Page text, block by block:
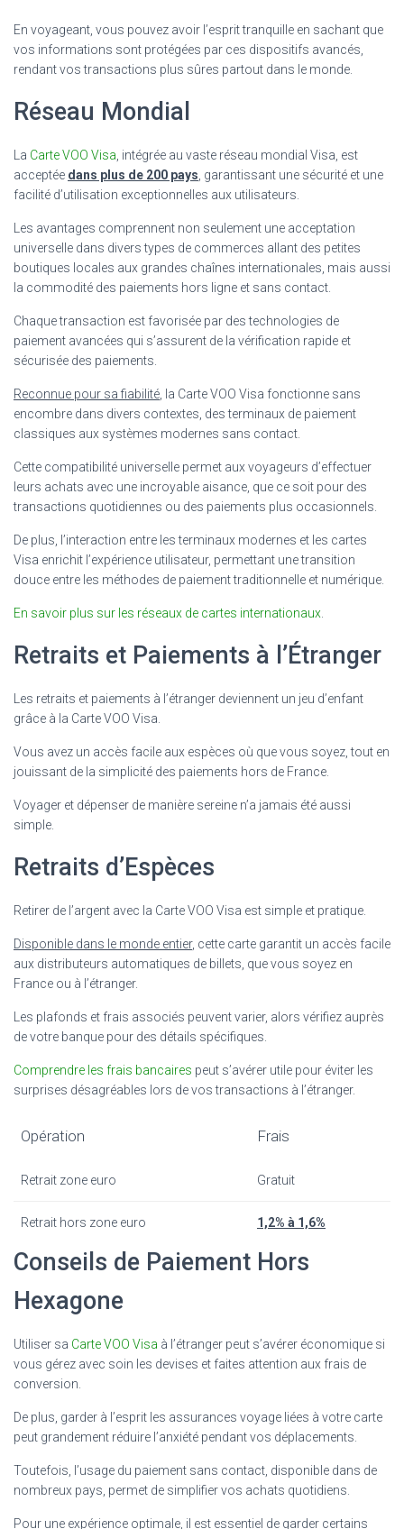
En voyageant, vous pouvez avoir l’esprit tranquille en sachant que
vos informations sont protégées par ces dispositifs avancés,
rendant vos transactions plus sûres partout dans le monde.
Réseau Mondial
La Carte VOO Visa , intégrée au vaste réseau mondial Visa, est
acceptée dans plus de 200 pays , garantissant une sécurité et une
facilité d’utilisation exceptionnelles aux utilisateurs.
Les avantages comprennent non seulement une acceptation
universelle dans divers types de commerces allant des petites
boutiques locales aux grandes chaînes internationales, mais aussi
la commodité des paiements hors ligne et sans contact.
Chaque transaction est favorisée par des technologies de
paiement avancées qui s’assurent de la vérification rapide et
sécurisée des paiements.
Reconnue pour sa fiabilité , la Carte VOO Visa fonctionne sans
encombre dans divers contextes, des terminaux de paiement
classiques aux systèmes modernes sans contact.
Cette compatibilité universelle permet aux voyageurs d’effectuer
leurs achats avec une incroyable aisance, que ce soit pour des
transactions quotidiennes ou des paiements plus occasionnels.
De plus, l’interaction entre les terminaux modernes et les cartes
Visa enrichit l’expérience utilisateur, permettant une transition
douce entre les méthodes de paiement traditionnelle et numérique.
En savoir plus sur les réseaux de cartes internationaux
Retraits et Paiements à l’Étranger
Les retraits et paiements à l’étranger deviennent un jeu d’enfant
grâce à la Carte VOO Visa.
Vous avez un accès facile aux espèces où que vous soyez, tout en
jouissant de la simplicité des paiements hors de France.
Voyager et dépenser de manière sereine n’a jamais été aussi
simple.
Retraits d’Espèces
Retirer de l’argent avec la Carte VOO Visa est simple et pratique.
Disponible dans le monde entier, cette carte garantit un accès facile
aux distributeurs automatiques de billets, que vous soyez en
France ou à l’étranger.
Les plafonds et frais associés peuvent varier, alors vérifiez auprès
de votre banque pour des détails spécifiques.
Comprendre les frais bancaires peut s’avérer utile pour éviter les
surprises désagréables lors de vos transactions à l’étranger.
Opération Frais
Retrait zone euro Gratuit
Retrait hors zone euro 1,2% à 1,6%
Conseils de Paiement Hors
Hexagone
Utiliser sa Carte VOO Visa à l’étranger peut s’avérer économique si
vous gérez avec soin les devises et faites attention aux frais de
conversion.
De plus, garder à l’esprit les assurances voyage liées à votre carte
peut grandement réduire l’anxiété pendant vos déplacements.
Toutefois, l’usage du paiement sans contact, disponible dans de
nombreux pays, permet de simplifier vos achats quotidiens.
Pour une expérience optimale, il est essentiel de garder certains